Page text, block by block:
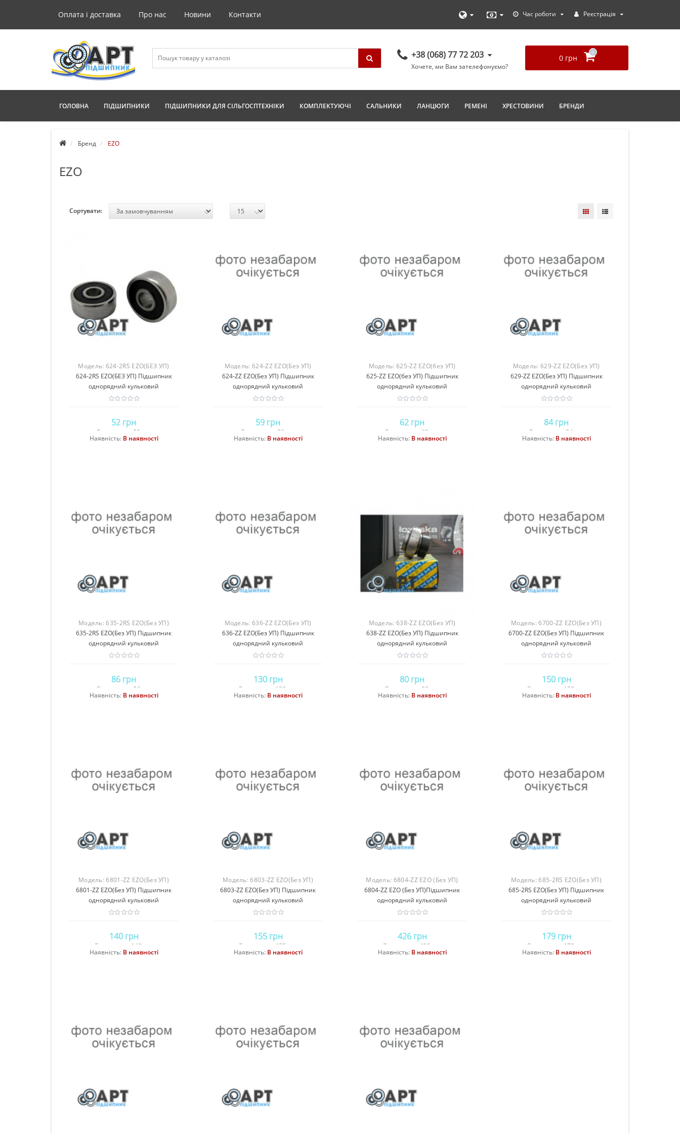
Оплата і доставка Про нас Новини Контакти Час роботи Реєстрація
+38 (068) 77 72 203
Хочете, ми Вам зателефонуємо?
0 грн
0
ГОЛОВНА ПІДШИПНИКИ ПІДШИПНИКИ ДЛЯ СІЛЬГОСПТЕХНІКИ КОМПЛЕКТУЮЧІ САЛЬНИКИ ЛАНЦЮГИ РЕМЕНІ ХРЕСТОВИНИ БРЕНДИ
Бренд EZO
EZO
Сортувати:
Модель: 624-2RS EZO(БЕЗ УП)
624-2RS EZO(БЕЗ УП) Підшипник
однорядний кульковий
52 грн
Без податку: 52 грн
Купити
Наявність: В наявності
Модель: 624-ZZ EZO(Без УП)
624-ZZ EZO(Без УП) Підшипник
однорядний кульковий
59 грн
Без податку: 59 грн
Купити
Наявність: В наявності
Модель: 625-ZZ EZO(без УП)
625-ZZ EZO(без УП) Підшипник
однорядний кульковий
62 грн
Без податку: 62 грн
Купити
Наявність: В наявності
Модель: 629-ZZ EZO(Без УП)
629-ZZ EZO(Без УП) Підшипник
однорядний кульковий
84 грн
Без податку: 84 грн
Купити
Наявність: В наявності
Модель:635-2RS EZO(Без УП)
635-2RS EZO(Без УП) Підшипник
однорядний кульковий
86 грн
Без податку: 86 грн
Купити
Наявність: В наявності
Модель: 636-ZZ EZO(Без УП)
636-ZZ EZO(Без УП) Підшипник
однорядний кульковий
130 грн
Без податку: 130 грн
Купити
Наявність: В наявності
Модель: 638-ZZ EZO(Без УП)
638-ZZ EZO(Без УП) Підшипник
однорядний кульковий
80 грн
Без податку: 80 грн
Купити
Наявність: В наявності
Модель:6700-ZZ EZO(Без УП)
6700-ZZ EZO(Без УП) Підшипник
однорядний кульковий
150 грн
Без податку: 150 грн
Купити
Наявність: В наявності
Модель:6801-ZZ EZO(Без УП)
6801-ZZ EZO(Без УП) Підшипник
однорядний кульковий
140 грн
Без податку: 140 грн
Купити
Наявність: В наявності
Модель:6803-ZZ EZO(Без УП)
6803-ZZ EZO(Без УП) Підшипник
однорядний кульковий
155 грн
Без податку: 155 грн
Купити
Наявність: В наявності
Модель: 6804-ZZ EZO (Без УП)
6804-ZZ EZO (Без УП)Підшипник
однорядний кульковий
426 грн
Без податку: 426 грн
Купити
Наявність: В наявності
Модель:685-2RS EZO(Без УП)
685-2RS EZO(Без УП) Підшипник
однорядний кульковий
179 грн
Без податку: 179 грн
Купити
Наявність: В наявності